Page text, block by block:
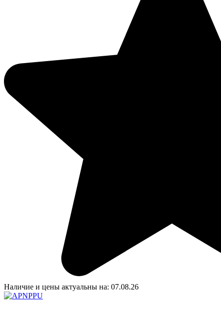
Наличие и цены актуальны на: 07.08.26